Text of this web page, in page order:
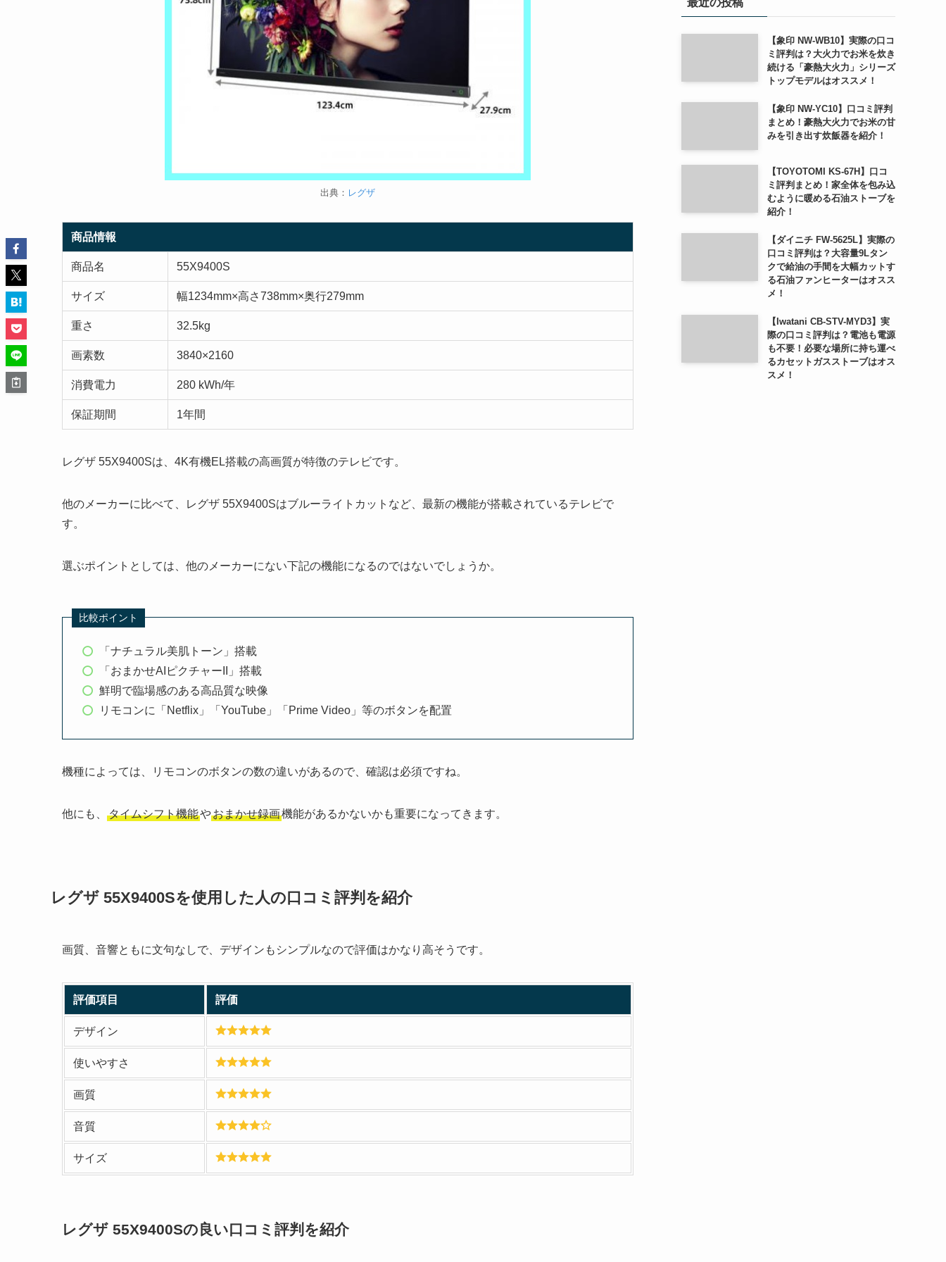
出典： レグザ
商品情報
商品名 55X9400S
サイズ 幅1234mm×高さ738mm×奥行279mm
重さ 32.5kg
画素数 3840×2160
消費電力 280 kWh/年
保証期間 1年間
レグザ 55X9400Sは、4K有機EL搭載の高画質が特徴のテレビです。
他のメーカーに比べて、レグザ 55X9400Sはブルーライトカットなど、最新の機能が搭載されているテレビで
す。
選ぶポイントとしては、他のメーカーにない下記の機能になるのではないでしょうか。
比較ポイント
「ナチュラル美肌トーン」搭載
「おまかせAIピクチャーII」搭載
鮮明で臨場感のある高品質な映像
リモコンに「Netflix」「YouTube」「Prime Video」等のボタンを配置
機種によっては、リモコンのボタンの数の違いがあるので、確認は必須ですね。
他にも、 タイムシフト機能やおまかせ録画機能があるかないかも重要になってきます。
レグザ 55X9400Sを使用した人の口コミ評判を紹介
画質、音響ともに文句なしで、デザインもシンプルなので評価はかなり高そうです。
評価項目 評価
デザイン
使いやすさ
画質
音質
サイズ
レグザ 55X9400Sの良い口コミ評判を紹介
最近の投稿
【象印 NW-WB10】実際の口コ
ミ評判は？大火力でお米を炊き
続ける「豪熱大火力」シリーズ
トップモデルはオススメ！
【象印 NW-YC10】口コミ評判
まとめ！豪熱大火力でお米の甘
みを引き出す炊飯器を紹介！
【TOYOTOMI KS-67H】口コ
ミ評判まとめ！家全体を包み込
むように暖める石油ストーブを
紹介！
【ダイニチ FW-5625L】実際の
口コミ評判は？大容量9Lタン
クで給油の手間を大幅カットす
る石油ファンヒーターはオスス
メ！
【Iwatani CB-STV-MYD3】実
際の口コミ評判は？電池も電源
も不要！必要な場所に持ち運べ
るカセットガスストーブはオス
スメ！